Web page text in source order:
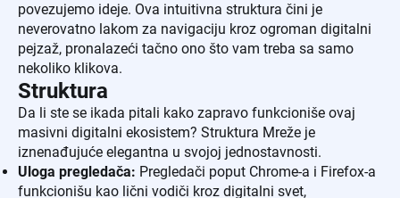
povezujemo ideje. Ova intuitivna struktura čini je
neverovatno lakom za navigaciju kroz ogroman digitalni
pejzaž, pronalazeći tačno ono što vam treba sa samo
nekoliko klikova.
Struktura
Da li ste se ikada pitali kako zapravo funkcioniše ovaj
masivni digitalni ekosistem? Struktura Mreže je
iznenađujuće elegantna u svojoj jednostavnosti.
Uloga pregledača: Pregledači poput Chrome-a i Firefox-a
funkcionišu kao lični vodiči kroz digitalni svet,